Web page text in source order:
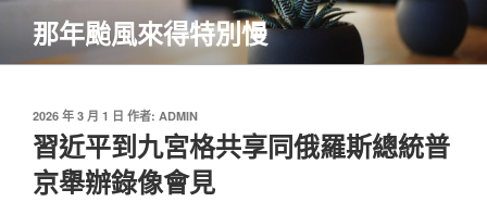
主
那年颱風來得特別慢
發
佈
於
2026 年 3 月 1 日 作者: ADMIN
習近平到九宮格共享同俄羅斯總統普
京舉辦錄像會見